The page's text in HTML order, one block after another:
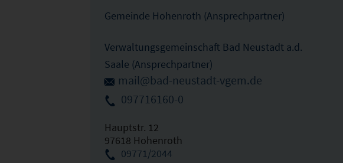
Gemeinde Hohenroth (Ansprechpartner)
Verwaltungsgemeinschaft Bad Neustadt a.d.
Saale (Ansprechpartner)
mail@bad-neustadt-vgem.de
097716160-0
Hauptstr. 12
97618 Hohenroth
09771/2044